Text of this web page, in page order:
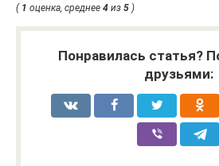
( 1 оценка, среднее 4 из 5 )
Понравилась статья?
друзьями: